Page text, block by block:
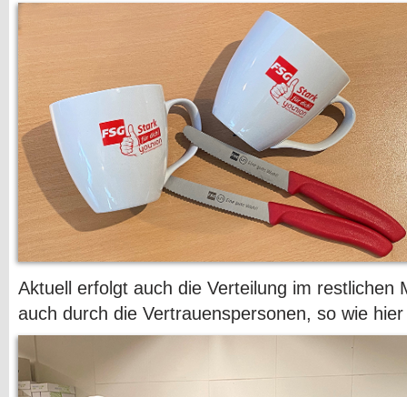
Aktuell erfolgt auch die Verteilung im restlichen
auch durch die Vertrauenspersonen, so wie